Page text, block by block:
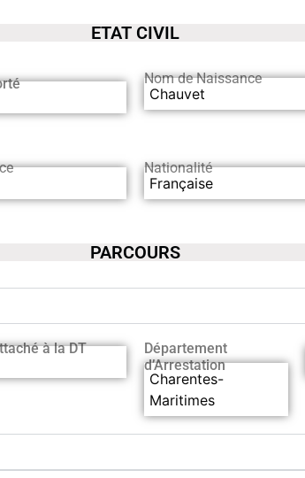
ETAT CIVIL
Nom de Naissance
Chauvet
Nationalité
Française
PARCOURS
à la DT
Département
d’Arrestation
Charentes-
Maritimes